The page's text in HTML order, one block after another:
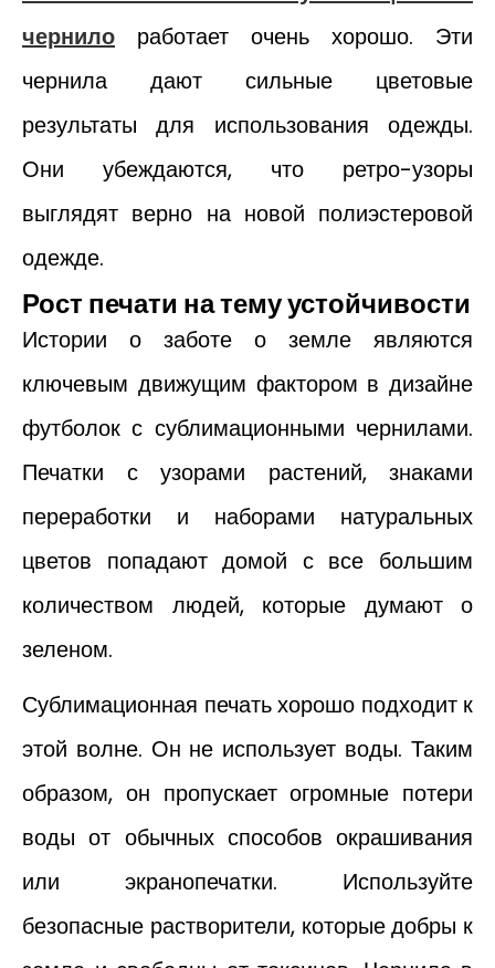
чернило работает очень хорошо. Эти
чернила дают сильные цветовые
результаты для использования одежды.
Они убеждаются, что ретро-узоры
выглядят верно на новой полиэстеровой
одежде.
Рост печати на тему устойчивости
Истории о заботе о земле являются
ключевым движущим фактором в дизайне
футболок с сублимационными чернилами.
Печатки с узорами растений, знаками
переработки и наборами натуральных
цветов попадают домой с все большим
количеством людей, которые думают о
зеленом.
Сублимационная печать хорошо подходит к
этой волне. Он не использует воды. Таким
образом, он пропускает огромные потери
воды от обычных способов окрашивания
или экранопечатки. Используйте
безопасные растворители, которые добры к